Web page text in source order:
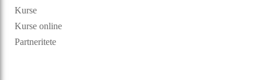
Kurse
Kurse online
Partneritete